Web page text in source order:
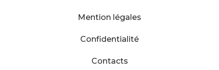
Mention légales
Confidentialité
Contacts